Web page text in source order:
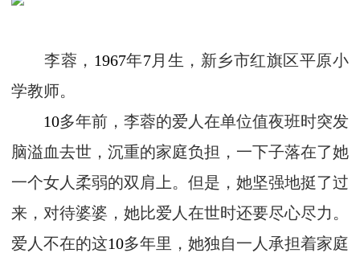
李蓉， 1967年7月生，新乡市红旗区平原小
学教师。
10多年前，李蓉的爱人在单位值夜班时突发
脑溢血去世，沉重的家庭负担，一下子落在了她
一个女人柔弱的双肩上。但是，她坚强地挺了过
来，对待婆婆，她比爱人在世时还要尽心尽力。
爱人不在的这10多年里，她独自一人承担着家庭